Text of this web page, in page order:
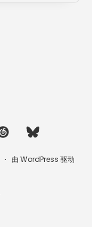
由 WordPress 驱动